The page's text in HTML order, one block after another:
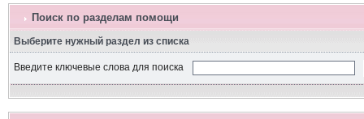
Поиск по разделам помощи
Выберите нужный раздел из списка
Введите ключевые слова для поиска